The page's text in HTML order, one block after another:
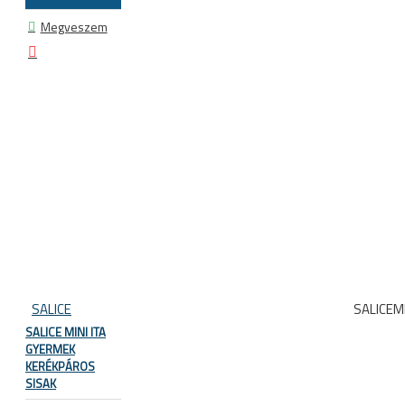
Megveszem
SALICE
SALICE MINI ITA
GYERMEK
KERÉKPÁROS
SISAK